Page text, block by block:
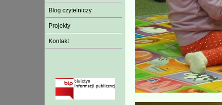
Blog czytelniczy
Projekty
Kontakt